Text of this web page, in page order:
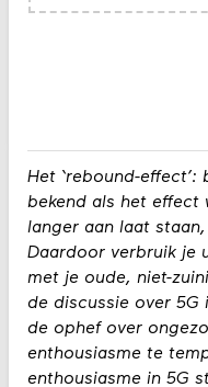
Het ‘rebound-
bekend als het effect
langer aan laat
Daardoor verbruik je
met je oude, niet-
de discussie over 5G
de ophef over
enthousiasme te
enthousiasme in 5G